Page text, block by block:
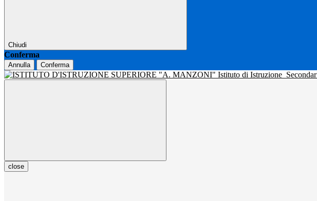
Chiudi
Conferma
Annulla Conferma
Istituto di Istruzione
close